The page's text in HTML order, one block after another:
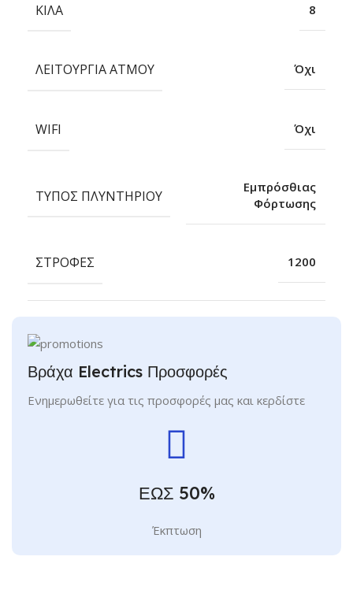
ΚΙΛΆ 8
ΛΕΙΤΟΥΡΓΊΑ ΑΤΜΟΎ Όχι
WIFI Όχι
ΤΎΠΟΣ ΠΛΥΝΤΗΡΊΟΥ
Εμπρόσθιας
Φόρτωσης
ΣΤΡΟΦΈΣ 1200
Βράχα Electrics Προσφορές
Ενημερωθείτε για τις προσφορές μας και κερδίστε
ΕΩΣ 50%
Έκπτωση